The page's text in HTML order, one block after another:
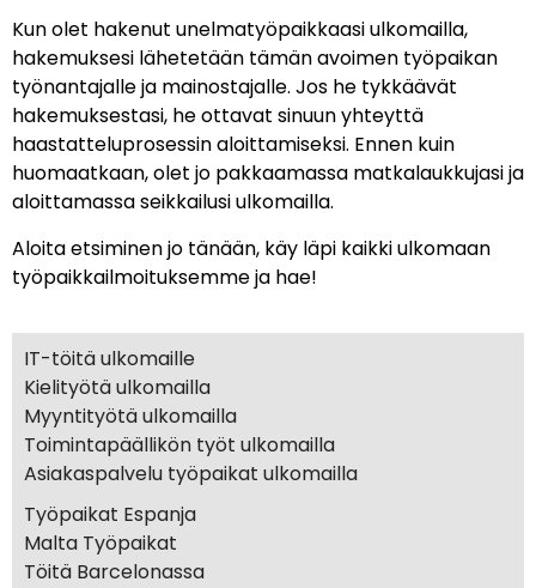
Kun olet hakenut unelmatyöpaikkaasi ulkomailla,
hakemuksesi lähetetään tämän avoimen työpaikan
työnantajalle ja mainostajalle. Jos he tykkäävät
hakemuksestasi, he ottavat sinuun yhteyttä
haastatteluprosessin aloittamiseksi. Ennen kuin
huomaatkaan, olet jo pakkaamassa matkalaukkujasi ja
aloittamassa seikkailusi ulkomailla.
Aloita etsiminen jo tänään, käy läpi kaikki ulkomaan
työpaikkailmoituksemme ja hae!
IT-töitä ulkomaille
Kielityötä ulkomailla
Myyntityötä ulkomailla
Toimintapäällikön työt ulkomailla
Asiakaspalvelu työpaikat ulkomailla
Työpaikat Espanja
Malta Työpaikat
Töitä Barcelonassa